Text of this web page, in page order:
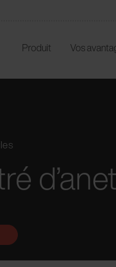
Produit Vos